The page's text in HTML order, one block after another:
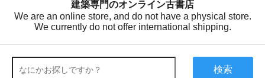
建築専門のオンライン古書店
We are an online store, and do not have a physical store.
We currently do not offer international shipping.
検索